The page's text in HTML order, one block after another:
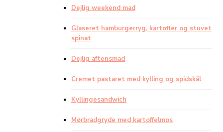
Dejlig weekend mad
Glaseret hamburgerryg, kartofler og stuvet
spinat
Dejlig aftensmad
Cremet pastaret med kylling og spidskål
Kyllingesandwich
Mørbradgryde med kartoffelmos